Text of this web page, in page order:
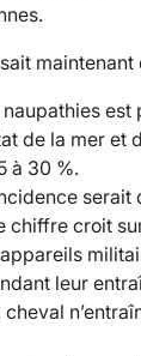
maintenant
naupathies
de la mer
à 30 %.
chiffre croit
leur